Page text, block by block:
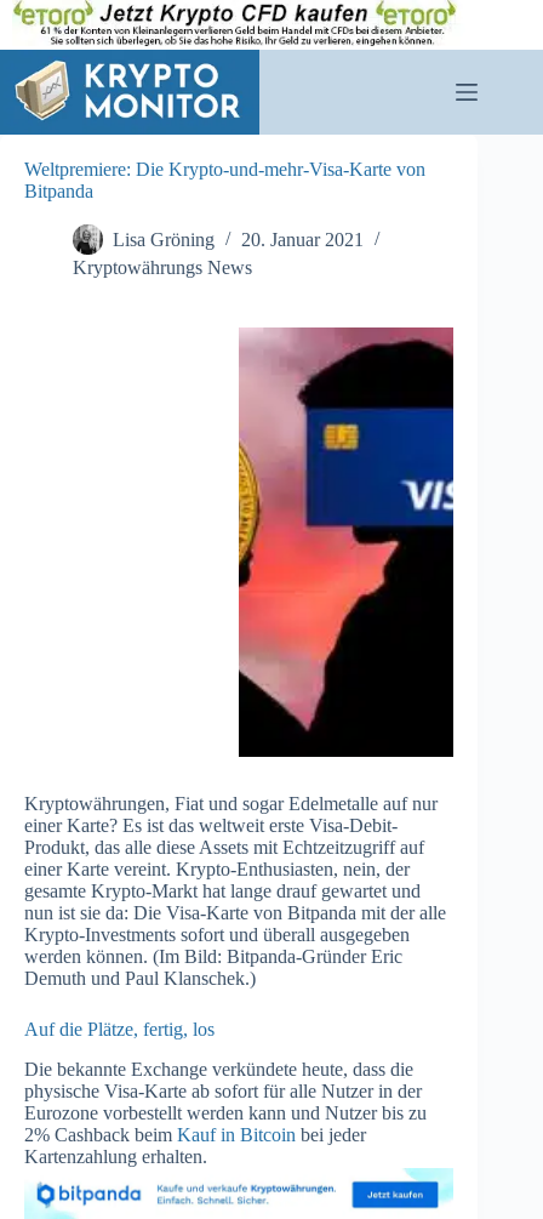
Zum
Inhalt
springen
Weltpremiere: Die Krypto-und-mehr-Visa-Karte von
Bitpanda
Lisa Gröning
20. Januar 2021
Kryptowährungs News
Kryptowährungen, Fiat und sogar Edelmetalle auf nur
einer Karte? Es ist das weltweit erste Visa-Debit-
Produkt, das alle diese Assets mit Echtzeitzugriff auf
einer Karte vereint. Krypto-Enthusiasten, nein, der
gesamte Krypto-Markt hat lange drauf gewartet und
nun ist sie da: Die Visa-Karte von Bitpanda mit der alle
Krypto-Investments sofort und überall ausgegeben
werden können. (Im Bild: Bitpanda-Gründer Eric
Demuth und Paul Klanschek.)
Auf die Plätze, fertig, los
Die bekannte Exchange verkündete heute, dass die
physische Visa-Karte ab sofort für alle Nutzer in der
Eurozone vorbestellt werden kann und Nutzer bis zu
2% Cashback beim Kauf in Bitcoin bei jeder
Kartenzahlung erhalten.